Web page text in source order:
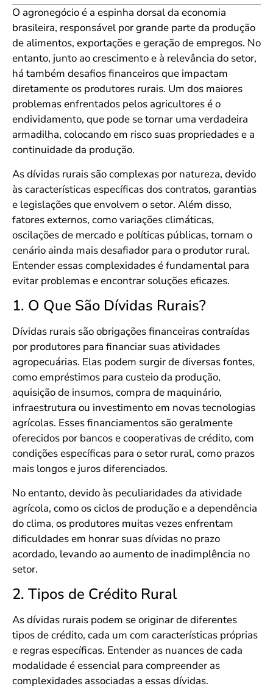
O agronegócio é a espinha dorsal da economia
brasileira, responsável por grande parte da produção
de alimentos, exportações e geração de empregos. No
entanto, junto ao crescimento e à relevância do setor,
há também desafios financeiros que impactam
diretamente os produtores rurais. Um dos maiores
problemas enfrentados pelos agricultores é o
endividamento, que pode se tornar uma verdadeira
armadilha, colocando em risco suas propriedades e a
continuidade da produção.
As dívidas rurais são complexas por natureza, devido
às características específicas dos contratos, garantias
e legislações que envolvem o setor. Além disso,
fatores externos, como variações climáticas,
oscilações de mercado e políticas públicas, tornam o
cenário ainda mais desafiador para o produtor rural.
Entender essas complexidades é fundamental para
evitar problemas e encontrar soluções eficazes.
1. O Que São Dívidas Rurais?
Dívidas rurais são obrigações financeiras contraídas
por produtores para financiar suas atividades
agropecuárias. Elas podem surgir de diversas fontes,
como empréstimos para custeio da produção,
aquisição de insumos, compra de maquinário,
infraestrutura ou investimento em novas tecnologias
agrícolas. Esses financiamentos são geralmente
oferecidos por bancos e cooperativas de crédito, com
condições específicas para o setor rural, como prazos
mais longos e juros diferenciados.
No entanto, devido às peculiaridades da atividade
agrícola, como os ciclos de produção e a dependência
do clima, os produtores muitas vezes enfrentam
dificuldades em honrar suas dívidas no prazo
acordado, levando ao aumento de inadimplência no
setor.
2. Tipos de Crédito Rural
As dívidas rurais podem se originar de diferentes
tipos de crédito, cada um com características próprias
e regras específicas. Entender as nuances de cada
modalidade é essencial para compreender as
complexidades associadas a essas dívidas.